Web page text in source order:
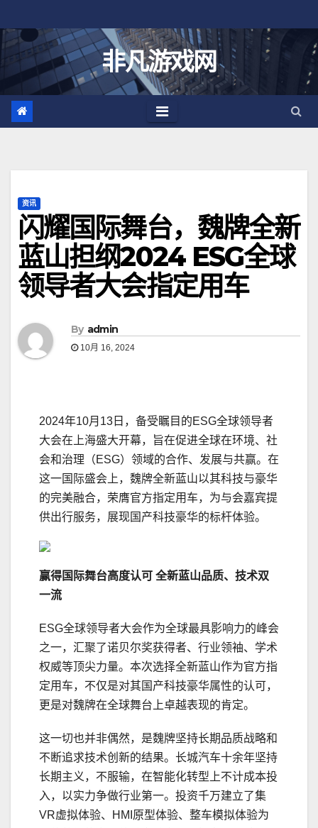
至
非凡游戏网
资讯
闪耀国际舞台，魏牌全新
蓝山担纲2024 ESG全球
领导者大会指定用车
By admin
10月 16, 2024
2024年10月13日，备受瞩目的ESG全球领导者
大会在上海盛大开幕，旨在促进全球在环境、社
会和治理（ESG）领域的合作、发展与共赢。在
这一国际盛会上，魏牌全新蓝山以其科技与豪华
的完美融合，荣膺官方指定用车，为与会嘉宾提
供出行服务，展现国产科技豪华的标杆体验。
赢得国际舞台高度认可 全新蓝山品质、技术双
一流
ESG全球领导者大会作为全球最具影响力的峰会
之一，汇聚了诺贝尔奖获得者、行业领袖、学术
权威等顶尖力量。本次选择全新蓝山作为官方指
定用车，不仅是对其国产科技豪华属性的认可，
更是对魏牌在全球舞台上卓越表现的肯定。
这一切也并非偶然，是魏牌坚持长期品质战略和
不断追求技术创新的结果。长城汽车十余年坚持
长期主义，不服输，在智能化转型上不计成本投
入，以实力争做行业第一。投资千万建立了集
VR虚拟体验、HMI原型体验、整车模拟体验为